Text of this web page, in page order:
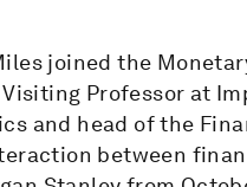
joined the
Visiting Professor at
and head of the
between